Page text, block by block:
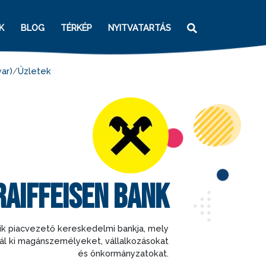
BLOG TÉRKÉP NYITVATARTÁS
Üzletek
BANK
piacvezető kereskedelmi bankja, mely
ki magánszemélyeket, vállalkozásokat
és önkormányzatokat.